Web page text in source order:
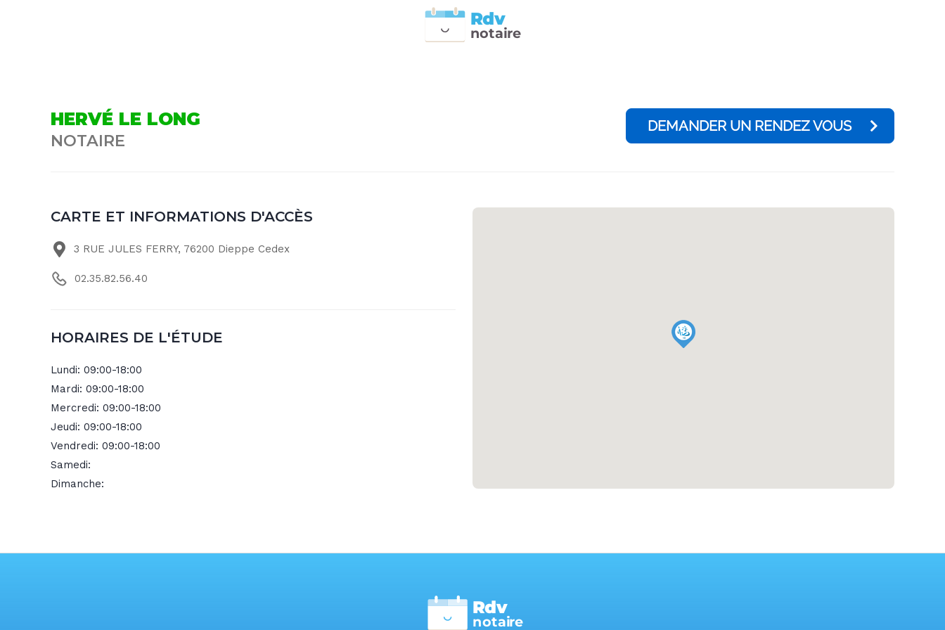
notaire
Rdv
HERVÉ LE LONG
NOTAIRE
DEMANDER UN RENDEZ VOUS
CARTE ET INFORMATIONS D'ACCÈS
3 RUE JULES FERRY, 76200 Dieppe Cedex
02.35.82.56.40
HORAIRES DE L'ÉTUDE
Lundi: 09:00-18:00
Mardi: 09:00-18:00
Mercredi: 09:00-18:00
Jeudi: 09:00-18:00
Vendredi: 09:00-18:00
Samedi:
Dimanche:
notaire
Rdv